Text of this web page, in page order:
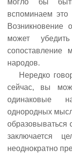
могло бы
вспоминаем это
Возникновение
может
сопоставление
народов.
Нередко
сейчас, вы
одинаковые
однородных
образовываться
заключается
неоднократно